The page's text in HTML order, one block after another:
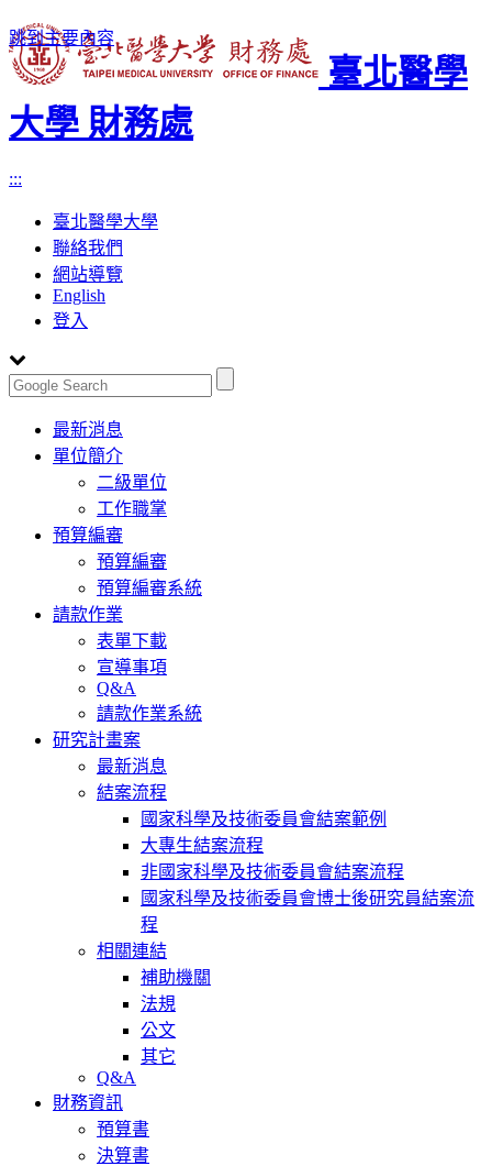
跳到主要內容
臺北醫學
大學 財務處
:::
臺北醫學大學
聯絡我們
網站導覽
English
登入
Toggle
navigation
最新消息
單位簡介
二級單位
工作職掌
預算編審
預算編審
預算編審系統
請款作業
表單下載
宣導事項
Q&A
請款作業系統
研究計畫案
最新消息
結案流程
國家科學及技術委員會結案範例
大專生結案流程
非國家科學及技術委員會結案流程
國家科學及技術委員會博士後研究員結案流
程
相關連結
補助機關
法規
公文
其它
Q&A
財務資訊
預算書
決算書